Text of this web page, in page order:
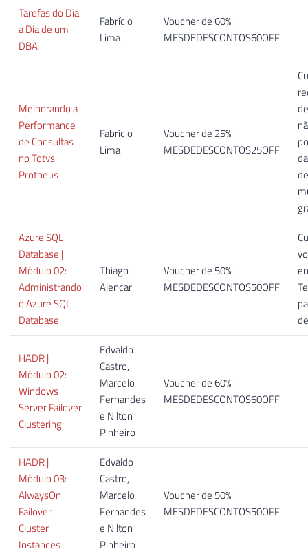
Tarefas do Dia
a Dia de um
DBA
Fabrício
Lima
Voucher de 60%:
MESDEDESCONTOS60OFF
Melhorando a
Performance
de Consultas
no Totvs
Protheus
Fabrício
Lima
Voucher de 25%:
MESDEDESCONTOS25OFF
Azure SQL
Database |
Módulo 02:
Administrando
o Azure SQL
Database
Thiago
Alencar
Voucher de 50%:
MESDEDESCONTOS50OFF
HADR |
Módulo 02:
Windows
Server Failover
Clustering
Edvaldo
Castro,
Marcelo
Fernandes
e Nilton
Pinheiro
Voucher de 60%:
MESDEDESCONTOS60OFF
HADR |
Módulo 03:
AlwaysOn
Failover
Cluster
Instances​
Edvaldo
Castro,
Marcelo
Fernandes
e Nilton
Pinheiro
Voucher de 50%:
MESDEDESCONTOS50OFF